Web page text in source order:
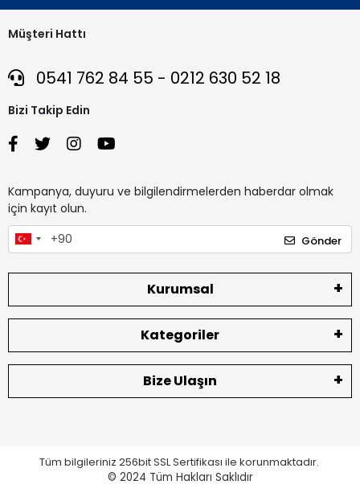
Müşteri Hattı
0541 762 84 55 - 0212 630 52 18
Bizi Takip Edin
Kampanya, duyuru ve bilgilendirmelerden haberdar olmak
için kayıt olun.
Gönder
Kurumsal
Kategoriler
Bize Ulaşın
Tüm bilgileriniz 256bit SSL Sertifikası ile korunmaktadır.
© 2024 Tüm Hakları Saklıdır